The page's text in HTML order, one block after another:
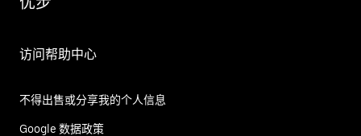
访问帮助中心
不得出售或分享我的个人信息
Google 数据政策